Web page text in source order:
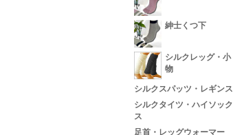
紳士くつ下
シルクレッグ・小
物
シルクスパッツ・レギンス
シルクタイツ・ハイソック
ス
足首・レッグウォーマー